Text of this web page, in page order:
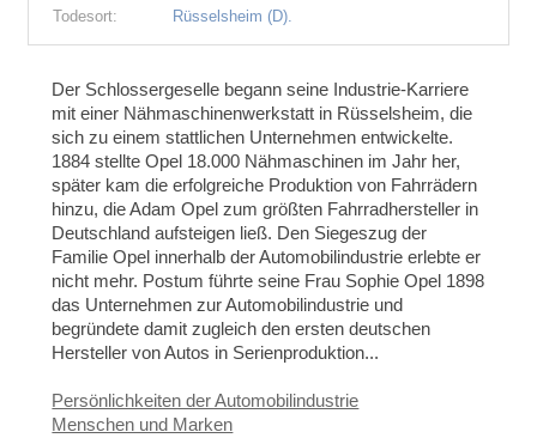
Todesort:
Rüsselsheim (D).
Der Schlossergeselle begann seine Industrie-Karriere
mit einer Nähmaschinenwerkstatt in Rüsselsheim, die
sich zu einem stattlichen Unternehmen entwickelte.
1884 stellte Opel 18.000 Nähmaschinen im Jahr her,
später kam die erfolgreiche Produktion von Fahrrädern
hinzu, die Adam Opel zum größten Fahrradhersteller in
Deutschland aufsteigen ließ. Den Siegeszug der
Familie Opel innerhalb der Automobilindustrie erlebte er
nicht mehr. Postum führte seine Frau Sophie Opel 1898
das Unternehmen zur Automobilindustrie und
begründete damit zugleich den ersten deutschen
Hersteller von Autos in Serienproduktion...
Persönlichkeiten der Automobilindustrie
Menschen und Marken